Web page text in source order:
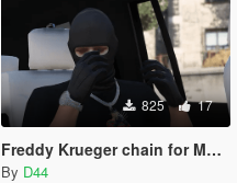
825 17
Freddy Krueger chain for MP Male
By D44